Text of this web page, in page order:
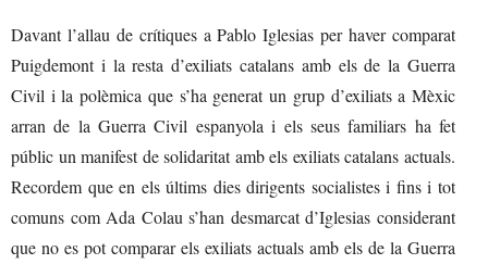
Davant l’allau de crítiques a Pablo Iglesias per haver comparat
Puigdemont i la resta d’exiliats catalans amb els de la Guerra
Civil i la polèmica que s’ha generat un grup d’exiliats a Mèxic
arran de la Guerra Civil espanyola i els seus familiars ha fet
públic un manifest de solidaritat amb els exiliats catalans actuals.
Recordem que en els últims dies dirigents socialistes i fins i tot
comuns com Ada Colau s’han desmarcat d’Iglesias considerant
que no es pot comparar els exiliats actuals amb els de la Guerra